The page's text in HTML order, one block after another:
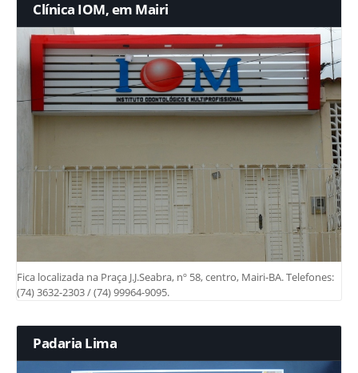
Clínica IOM, em Mairi
Fica localizada na Praça J.J.Seabra, nº 58, centro, Mairi-BA. Telefones:
(74) 3632-2303 / (74) 99964-9095.
Padaria Lima